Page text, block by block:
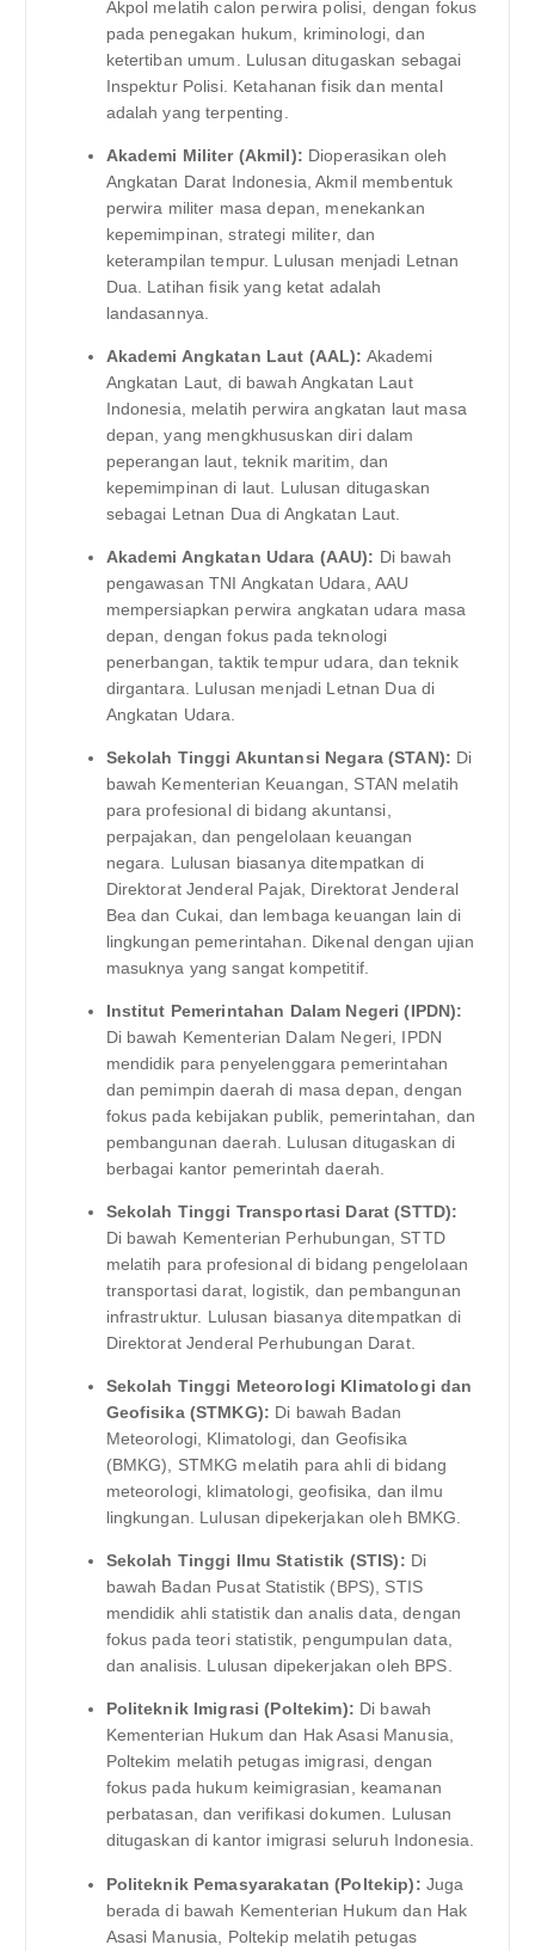
Akpol melatih calon perwira polisi, dengan fokus
pada penegakan hukum, kriminologi, dan
ketertiban umum. Lulusan ditugaskan sebagai
Inspektur Polisi. Ketahanan fisik dan mental
adalah yang terpenting.
Akademi Militer (Akmil): Dioperasikan oleh
Angkatan Darat Indonesia, Akmil membentuk
perwira militer masa depan, menekankan
kepemimpinan, strategi militer, dan
keterampilan tempur. Lulusan menjadi Letnan
Dua. Latihan fisik yang ketat adalah
landasannya.
Akademi Angkatan Laut (AAL): Akademi
Angkatan Laut, di bawah Angkatan Laut
Indonesia, melatih perwira angkatan laut masa
depan, yang mengkhususkan diri dalam
peperangan laut, teknik maritim, dan
kepemimpinan di laut. Lulusan ditugaskan
sebagai Letnan Dua di Angkatan Laut.
Akademi Angkatan Udara (AAU): Di bawah
pengawasan TNI Angkatan Udara, AAU
mempersiapkan perwira angkatan udara masa
depan, dengan fokus pada teknologi
penerbangan, taktik tempur udara, dan teknik
dirgantara. Lulusan menjadi Letnan Dua di
Angkatan Udara.
Sekolah Tinggi Akuntansi Negara (STAN): Di
bawah Kementerian Keuangan, STAN melatih
para profesional di bidang akuntansi,
perpajakan, dan pengelolaan keuangan
negara. Lulusan biasanya ditempatkan di
Direktorat Jenderal Pajak, Direktorat Jenderal
Bea dan Cukai, dan lembaga keuangan lain di
lingkungan pemerintahan. Dikenal dengan ujian
masuknya yang sangat kompetitif.
Institut Pemerintahan Dalam Negeri (IPDN):
Di bawah Kementerian Dalam Negeri, IPDN
mendidik para penyelenggara pemerintahan
dan pemimpin daerah di masa depan, dengan
fokus pada kebijakan publik, pemerintahan, dan
pembangunan daerah. Lulusan ditugaskan di
berbagai kantor pemerintah daerah.
Sekolah Tinggi Transportasi Darat (STTD):
Di bawah Kementerian Perhubungan, STTD
melatih para profesional di bidang pengelolaan
transportasi darat, logistik, dan pembangunan
infrastruktur. Lulusan biasanya ditempatkan di
Direktorat Jenderal Perhubungan Darat.
Sekolah Tinggi Meteorologi Klimatologi dan
Geofisika (STMKG): Di bawah Badan
Meteorologi, Klimatologi, dan Geofisika
(BMKG), STMKG melatih para ahli di bidang
meteorologi, klimatologi, geofisika, dan ilmu
lingkungan. Lulusan dipekerjakan oleh BMKG.
Sekolah Tinggi Ilmu Statistik (STIS): Di
bawah Badan Pusat Statistik (BPS), STIS
mendidik ahli statistik dan analis data, dengan
fokus pada teori statistik, pengumpulan data,
dan analisis. Lulusan dipekerjakan oleh BPS.
Politeknik Imigrasi (Poltekim): Di bawah
Kementerian Hukum dan Hak Asasi Manusia,
Poltekim melatih petugas imigrasi, dengan
fokus pada hukum keimigrasian, keamanan
perbatasan, dan verifikasi dokumen. Lulusan
ditugaskan di kantor imigrasi seluruh Indonesia.
Politeknik Pemasyarakatan (Poltekip): Juga
berada di bawah Kementerian Hukum dan Hak
Asasi Manusia, Poltekip melatih petugas